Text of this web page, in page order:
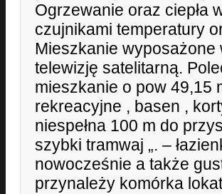
Ogrzewanie oraz ciepła
czujnikami temperatury
Mieszkanie wyposażone
telewizję satelitarną.
mieszkanie o pow 49,15
rekreacyjne , basen ,
niespełna 100 m do
szybki tramwaj „. –
nowocześnie a także
przynależy komórka